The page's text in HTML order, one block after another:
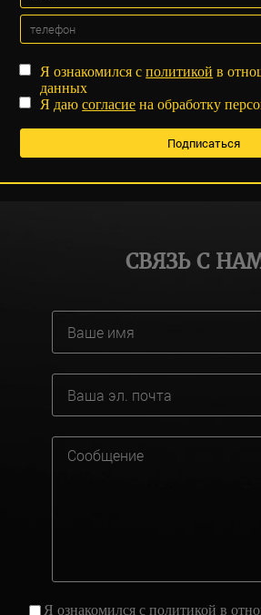
Я ознакомился сполитикой в
данных
Я даюсогласие на обработку
СВЯЗЬ С
Я ознакомился сполитикой в